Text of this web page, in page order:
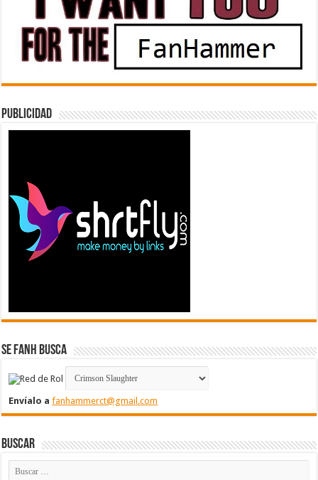
Publicidad
Se FanH Busca
Envíalo afanhammerct@gmail.com
Buscar